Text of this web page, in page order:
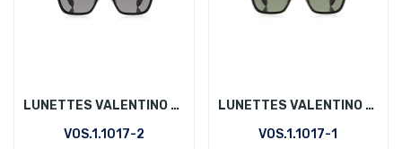
LUNETTES VALENTINO ORLANDI VOS.1.1017-2
VOS.1.1017-2
LUNETTES VALENTINO ORLANDI VOS.1.1017-1
VOS.1.1017-1